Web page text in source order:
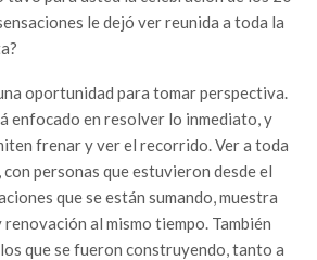
le dejó ver reunida a toda la
oportunidad para tomar perspectiva.
enfocado en resolver lo inmediato, y
frenar y ver el recorrido. Ver a toda
personas que estuvieron desde el
que se están sumando, muestra
al mismo tiempo. También
que se fueron construyendo, tanto a